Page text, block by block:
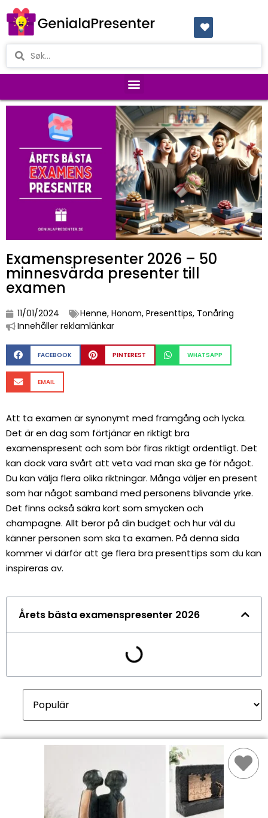
Examenspresenter 2026 – 50
minnesvärda presenter till
examen
11/01/2024 Henne, Honom, Presenttips, Tonåring
Innehåller reklamlänkar
FACEBOOK PINTEREST WHATSAPP
EMAIL
Att ta examen är synonymt med framgång och lycka.
Det är en dag som förtjänar en riktigt bra
examenspresent och som bör firas riktigt ordentligt. Det
kan dock vara svårt att veta vad man ska ge för något.
Du kan välja flera olika riktningar. Många väljer en present
som har något samband med personens blivande yrke.
Det finns också säkra kort som smycken och
champagne. Allt beror på din budget och hur väl du
känner personen som ska ta examen. På denna sida
kommer vi därför att ge flera bra presenttips som du kan
inspireras av.
Årets bästa examenspresenter 2026